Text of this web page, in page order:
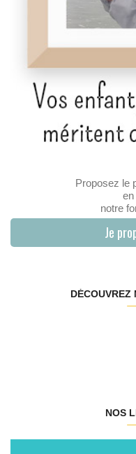
Proposez le
notre
Je
DÉCOUVREZ
NOS